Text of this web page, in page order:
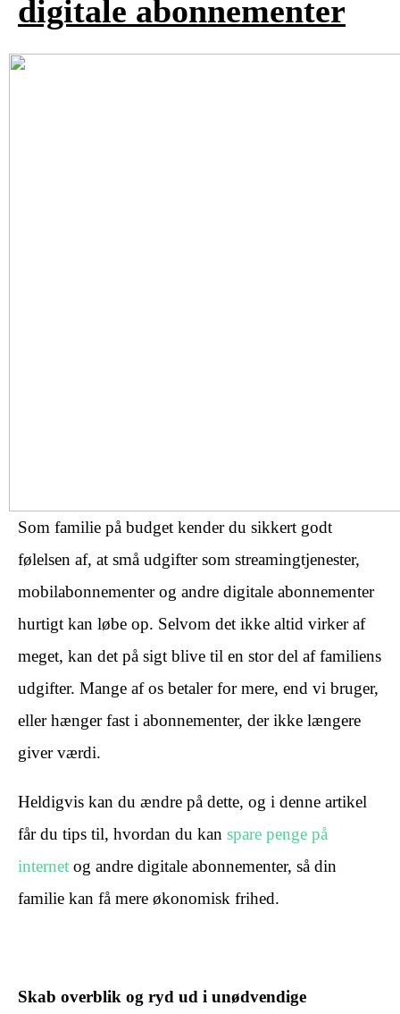
digitale abonnementer
Som familie på budget kender du sikkert godt
følelsen af, at små udgifter som streamingtjenester,
mobilabonnementer og andre digitale abonnementer
hurtigt kan løbe op. Selvom det ikke altid virker af
meget, kan det på sigt blive til en stor del af familiens
udgifter. Mange af os betaler for mere, end vi bruger,
eller hænger fast i abonnementer, der ikke længere
giver værdi.
Heldigvis kan du ændre på dette, og i denne artikel
får du tips til, hvordan du kan spare penge på
internet og andre digitale abonnementer, så din
familie kan få mere økonomisk frihed.
Skab overblik og ryd ud i unødvendige